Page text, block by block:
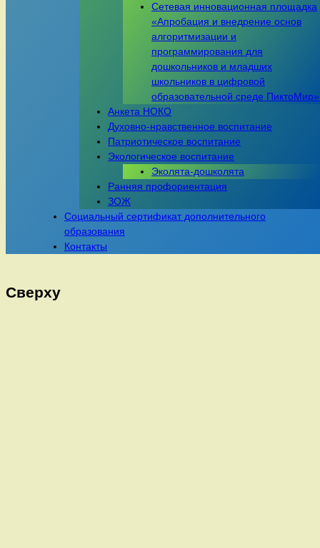
Сетевая инновационная площадка
«Апробация и внедрение основ
алгоритмизации и
программирования для
дошкольников и младших
школьников в цифровой
образовательной среде ПиктоМир»
Анкета НОКО
Духовно-нравственное воспитание
Патриотическое воспитание
Экологическое воспитание
Эколята-дошколята
Ранняя профориентация
ЗОЖ
Социальный сертификат дополнительного
образования
Контакты
Сверху